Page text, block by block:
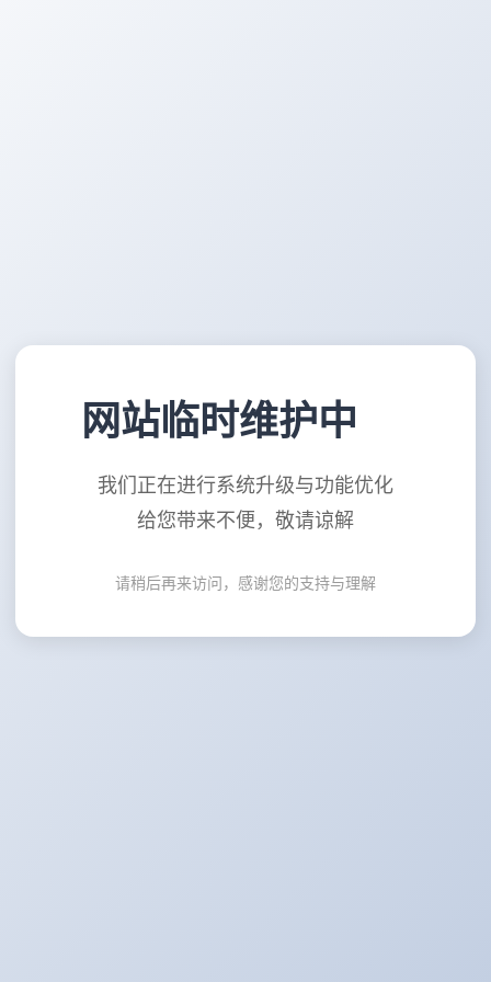
网站临时维护中
我们正在进行系统升级与功能优化
给您带来不便，敬请谅解
请稍后再来访问，感谢您的支持与理解